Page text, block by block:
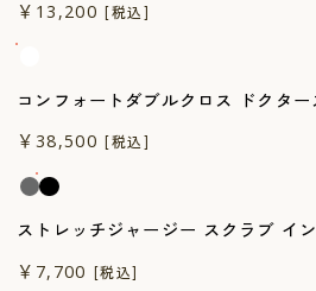
￥13,200 [税込]
コンフォートダブルクロス ドクター
￥38,500 [税込]
一般医療機器
ストレッチジャージー スクラブ イ
￥7,700 [税込]